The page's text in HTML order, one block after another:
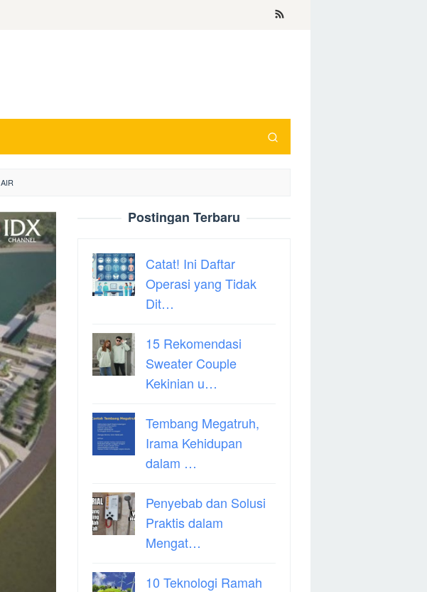
Postingan Terbaru
Catat! Ini Daftar
Operasi yang Tidak
Dit…
15 Rekomendasi
Sweater Couple
Kekinian u…
Tembang Megatruh,
Irama Kehidupan
dalam …
Penyebab dan Solusi
Praktis dalam
Mengat…
10 Teknologi Ramah